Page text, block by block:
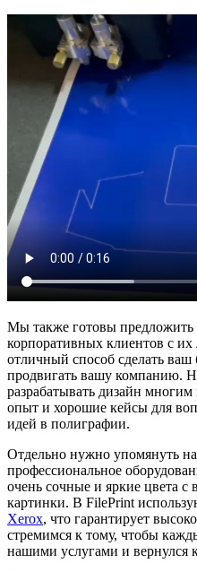
Мы также готовы предложить
корпоративных клиентов с
отличный способ сделать ваш
продвигать вашу компанию.
разрабатывать дизайн
опыт и хорошие кейсы для
идей в полиграфии.
Отдельно нужно упомянуть
профессиональное
очень сочные и яркие цвета с
картинки. В FilePrint
Xerox, что гарантирует
стремимся к тому, чтобы
нашими услугами и вернулся